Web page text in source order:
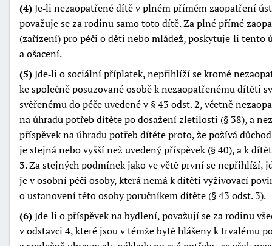
(4)Je‑li nezaopatřené dítě v plném přímém zaopatření
považuje se za rodinu samo toto dítě. Za plné přímé
(zařízení) pro péči o děti nebo mládež, poskytuje‑li
a ošacení.
(5)Jde‑li o sociální příplatek, nepřihlíží se kromě
ke společně posuzované osobě k nezaopatřenému dítěti
svěřenému do péče uvedené v § 43 odst. 2, včetně
na úhradu potřeb dítěte po dosažení zletilosti (§ 38), a
příspěvek na úhradu potřeb dítěte proto, že požívá
je stejná nebo vyšší než uvedený příspěvek (§ 40), a k
3. Za stejných podmínek jako ve větě první se nepřihlíží,
je v osobní péči osoby, která nemá k dítěti vyživovací
o ustanovení této osoby poručníkem dítěte (§ 43 odst. 3).
(6)Jde‑li o příspěvek na bydlení, považují se za rodinu
v odstavci 4, které jsou v témže bytě hlášeny k trvalému